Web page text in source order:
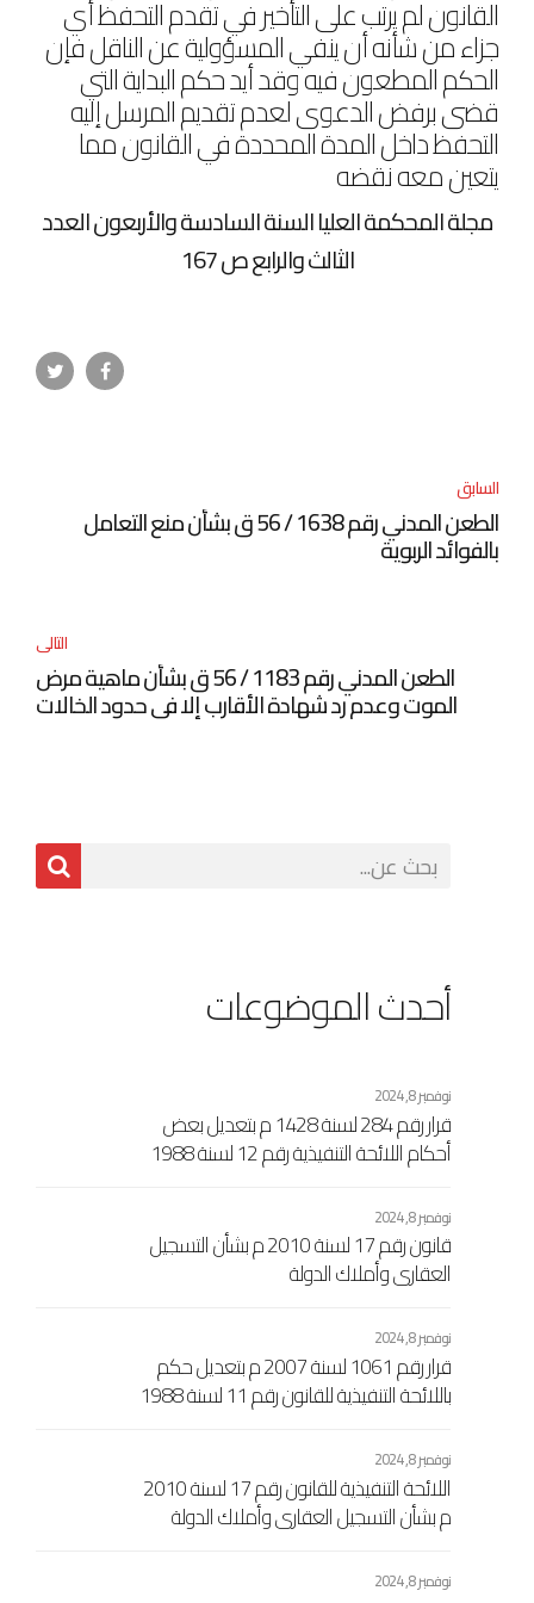
القانون لم يرتب على التأخير في تقدم التحفظ أي
جزاء من شأنه أن ينفي المسؤولية عن الناقل فإن
الحكم المطعون فيه وقد أيد حكم البداية التي
قضى برفض الدعوى لعدم تقديم المرسل إليه
التحفظ داخل المدة المحددة في القانون مما
يتعين معه نقضه
مجلة المحكمة العليا السنة السادسة والأربعون العدد
الثالث والرابع ص 167
السابق
الطعن المدني رقم 1638 / 56 ق بشأن منع التعامل
بالفوائد الربوية
التالى
الطعن المدني رقم 1183 / 56 ق بشأن ماهية مرض
الموت وعدم رد شهادة الأقارب إلا في حدود الخالات
المنصوص عليها في المادة 187 مرافعات
أحدث الموضوعات
نوفمبر 8, 2024
قرار رقم 284 لسنة 1428 م بتعديل بعض
أحكام اللائحة التنفيذية رقم 12 لسنة 1988
إفرنجي بشأن مصلحة التسجيل العقاري
لسنة 1989 إفرنجي اللجنة الشعبية العامة
نوفمبر 8, 2024
قانون رقم 17 لسنة 2010 م بشأن التسجيل
العقاري وأملاك الدولة
نوفمبر 8, 2024
قرار رقم 1061 لسنة 2007 م بتعديل حكم
باللائحة التنفيذية للقانون رقم 11 لسنة 1988
مسيحي
نوفمبر 8, 2024
اللائحة التنفيذية للقانون رقم 17 لسنة 2010
م بشأن التسجيل العقاري وأملاك الدولة
المرفقة بالقرار اللجنة الشعبية العامة رقم
433 لسنة 2010 م
نوفمبر 8, 2024